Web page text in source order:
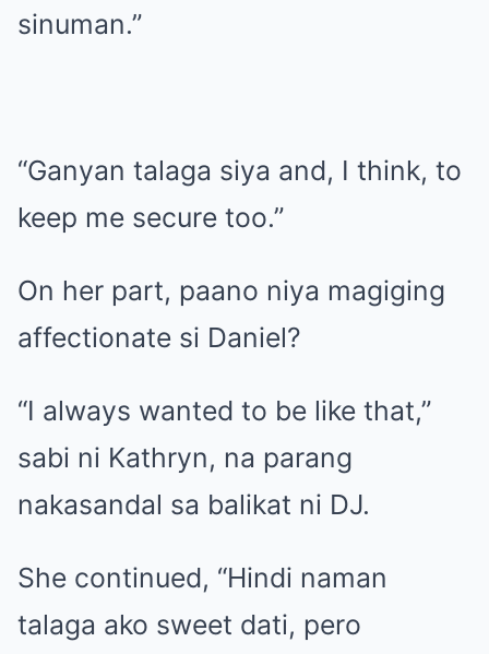
sinuman.”
“Ganyan talaga siya and, I think, to
keep me secure too.”
On her part, paano niya magiging
affectionate si Daniel?
“I always wanted to be like that,”
sabi ni Kathryn, na parang
nakasandal sa balikat ni DJ.
She continued, “Hindi naman
talaga ako sweet dati, pero